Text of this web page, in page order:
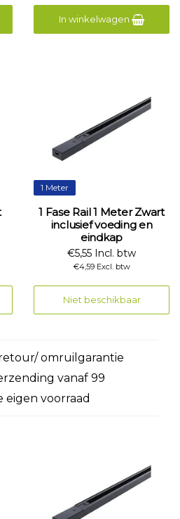
In winkelwagen
1 Meter
1 Fase Rail 1 Meter Zwart
inclusief voeding en
eindkap
€5,55 Incl. btw
€4,59 Excl. btw
Niet beschikbaar
omruilgarantie
vanaf 99
eigen voorraad